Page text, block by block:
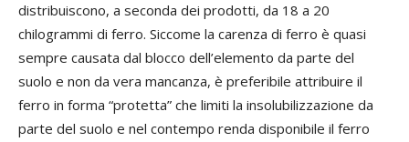
distribuiscono, a seconda dei prodotti, da 18 a 20
chilogrammi di ferro. Siccome la carenza di ferro è quasi
sempre causata dal blocco dell’elemento da parte del
suolo e non da vera mancanza, è preferibile attribuire il
ferro in forma “protetta” che limiti la insolubilizzazione da
parte del suolo e nel contempo renda disponibile il ferro